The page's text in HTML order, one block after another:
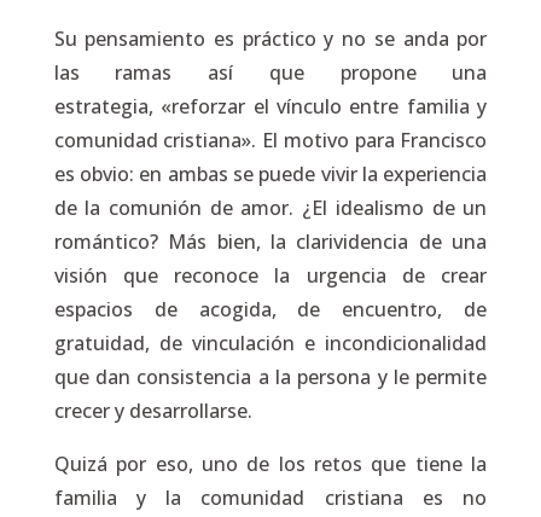
Su pensamiento es práctico y no se anda por
las ramas así que propone una
estrategia, «reforzar el vínculo entre familia y
comunidad cristiana». El motivo para Francisco
es obvio: en ambas se puede vivir la experiencia
de la comunión de amor. ¿El idealismo de un
romántico? Más bien, la clarividencia de una
visión que reconoce la urgencia de crear
espacios de acogida, de encuentro, de
gratuidad, de vinculación e incondicionalidad
que dan consistencia a la persona y le permite
crecer y desarrollarse.
Quizá por eso, uno de los retos que tiene la
familia y la comunidad cristiana es no